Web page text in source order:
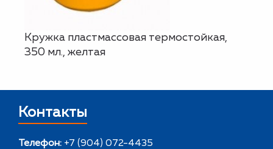
Кружка пластмассовая термостойкая,
350 мл., желтая
Контакты
Телефон: +7 (904) 072-4435